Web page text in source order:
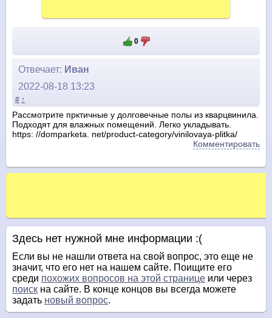
0
Отвечает: Иван
2022-08-18 13:23
# ↑
Рассмотрите прктичные у долговечные полы из кварцвинила.
Подходят для влажных помещений. Легко укладывать.
https: //domparketa. net/product-category/vinilovaya-plitka/
Комментировать
Здесь нет нужной мне информации :(
Если вы не нашли ответа на свой вопрос, это еще не
значит, что его нет на нашем сайте. Поищите его
среди похожих вопросов на этой странице или через
поиск на сайте. В конце концов вы всегда можете
задать новый вопрос.